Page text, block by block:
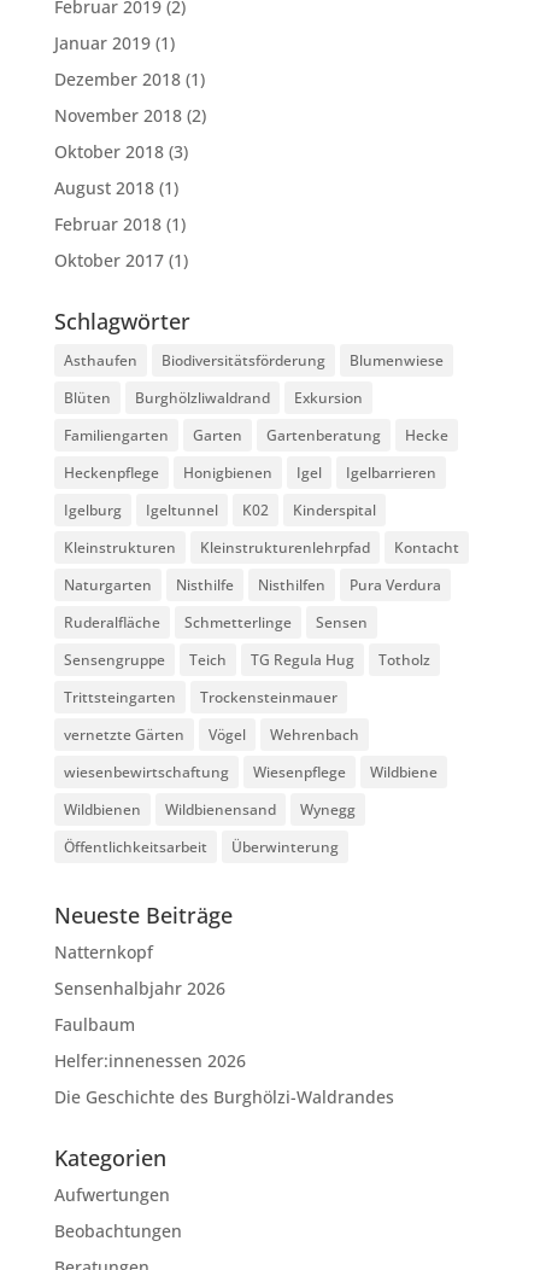
Februar 2019(2)
Januar 2019(1)
Dezember 2018(1)
November 2018(2)
Oktober 2018(3)
August 2018(1)
Februar 2018(1)
Oktober 2017(1)
Schlagwörter
Asthaufen Biodiversitätsförderung
Blumenwiese
Blüten
Burghölzliwaldrand
Exkursion
Familiengarten
Garten Gartenberatung
Hecke
Heckenpflege
Honigbienen Igel
Igelbarrieren
Igelburg
Igeltunnel K02
Kinderspital
Kleinstrukturen
Kleinstrukturenlehrpfad
Kontacht
Naturgarten
Nisthilfe Nisthilfen
Pura Verdura
Ruderalfläche
Schmetterlinge
Sensen
Sensengruppe
Teich TG Regula Hug
Totholz
Trittsteingarten
Trockensteinmauer
vernetzte Gärten
Vögel
Wehrenbach
wiesenbewirtschaftung
Wiesenpflege
Wildbiene
Wildbienen
Wildbienensand
Wynegg
Öffentlichkeitsarbeit
Überwinterung
Neueste Beiträge
Natternkopf
Sensenhalbjahr 2026
Faulbaum
Helfer:innenessen 2026
Die Geschichte des Burghölzi-Waldrandes
Kategorien
Aufwertungen
Beobachtungen